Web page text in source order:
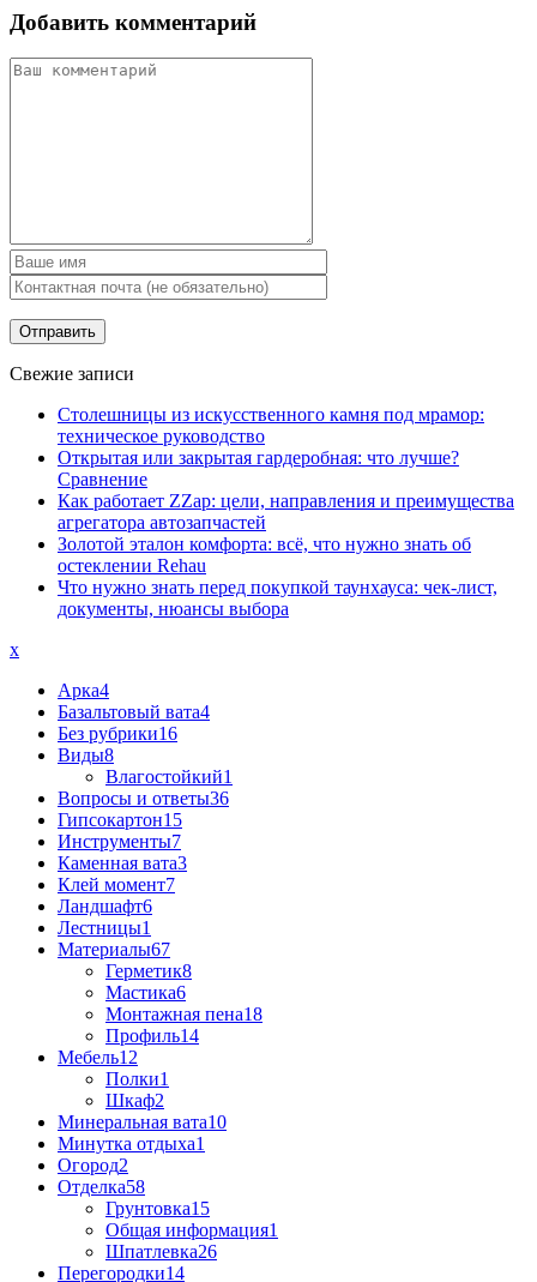
Добавить комментарий
Свежие записи
Столешницы из искусственного камня под мрамор:
техническое руководство
Открытая или закрытая гардеробная: что лучше?
Сравнение
Как работает ZZap: цели, направления и преимущества
агрегатора автозапчастей
Золотой эталон комфорта: всё, что нужно знать об
остеклении Rehau
Что нужно знать перед покупкой таунхауса: чек-лист,
документы, нюансы выбора
x
Арка4
Базальтовый вата4
Без рубрики16
Виды8
Влагостойкий1
Вопросы и ответы36
Гипсокартон15
Инструменты7
Каменная вата3
Клей момент7
Ландшафт6
Лестницы1
Материалы67
Герметик8
Мастика6
Монтажная пена18
Профиль14
Мебель12
Полки1
Шкаф2
Минеральная вата10
Минутка отдыха1
Огород2
Отделка58
Грунтовка15
Общая информация1
Шпатлевка26
Перегородки14